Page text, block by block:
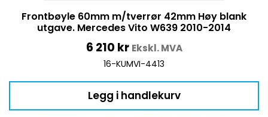
Frontbøyle 60mm m/tverrør 42mm Høy blank
utgave. Mercedes Vito W639 2010-2014
6 210 kr Ekskl. MVA
16-KUMVI-4413
Legg i handlekurv